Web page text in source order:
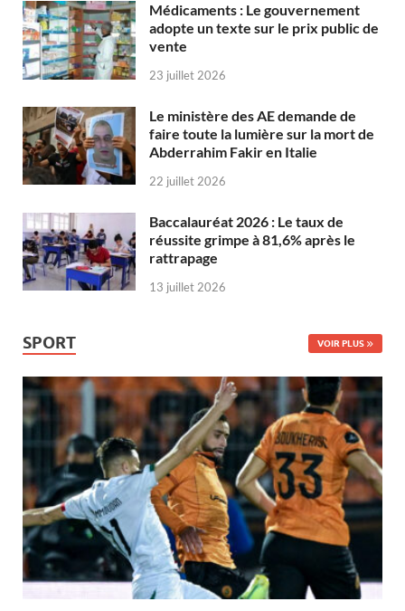
Médicaments : Le gouvernement
adopte un texte sur le prix public de
vente
23 juillet 2026
Le ministère des AE demande de
faire toute la lumière sur la mort de
Abderrahim Fakir en Italie
22 juillet 2026
Baccalauréat 2026 : Le taux de
réussite grimpe à 81,6% après le
rattrapage
13 juillet 2026
SPORT VOIR PLUS